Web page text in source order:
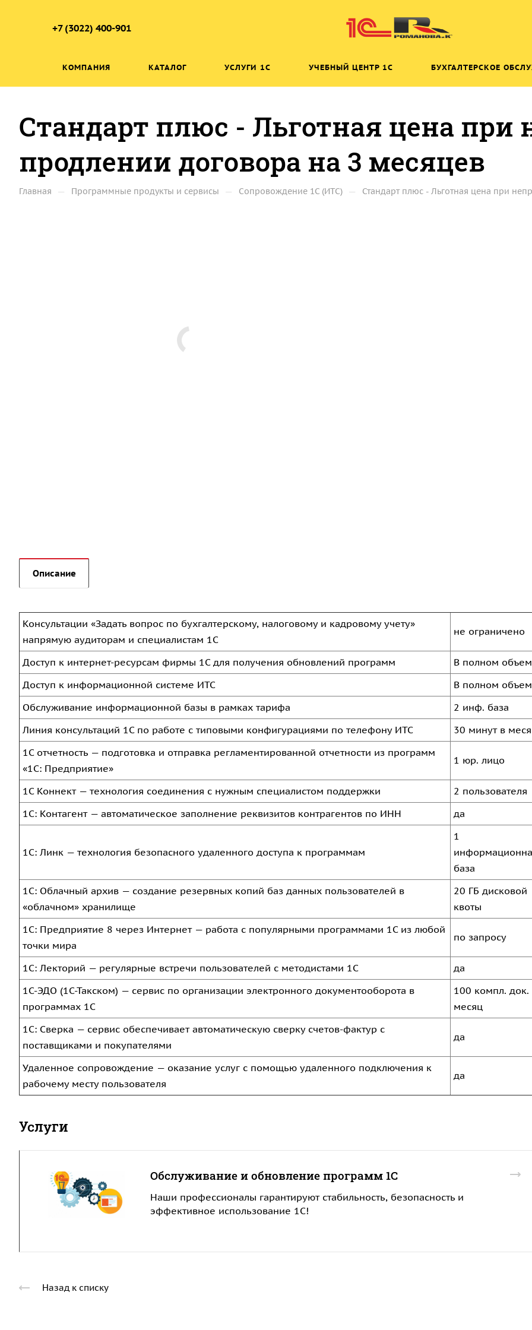
+7 (3022) 400-901
КОМПАНИЯ КАТАЛОГ УСЛУГИ 1C УЧЕБНЫЙ ЦЕНТР 1C БУХГАЛТЕРСКОЕ
Стандарт плюс - Льготная цена
продлении договора на 3 месяцев
Главная — Программные продукты и сервисы — Сопровождение 1С (ИТС) — Стандарт плюс - Льготная цена при
Описание
Консультации «Задать вопрос по бухгалтерскому, налоговому и кадровому учету»
напрямую аудиторам и специалистам 1С
не ограничено
Доступ к интернет-ресурсам фирмы 1С для получения обновлений программ
В полном
Доступ к информационной системе ИТС
В полном
Обслуживание информационной базы в рамках тарифа
2 инф. база
Линия консультаций 1С по работе с типовыми конфигурациями по телефону ИТС
30 минут в
1С отчетность — подготовка и отправка регламентированной отчетности из программ
«1С: Предприятие»
1 юр. лицо
1С Коннект — технология соединения с нужным специалистом поддержки
2 пользователя
1С: Контагент — автоматическое заполнение реквизитов контрагентов по ИНН
да
1С: Линк — технология безопасного удаленного доступа к программам
1
база
1С: Облачный архив — создание резервных копий баз данных пользователей в
«облачном» хранилище
20 ГБ дисковой
квоты
1С: Предприятие 8 через Интернет — работа с популярными программами 1С из любой
точки мира
по запросу
1С: Лекторий — регулярные встречи пользователей с методистами 1С
да
1С-ЭДО (1С-Такском) — сервис по организации электронного документооборота в
программах 1С
100 компл. док.
месяц
1С: Сверка — сервис обеспечивает автоматическую сверку счетов-фактур с
поставщиками и покупателями
да
Удаленное сопровождение — оказание услуг с помощью удаленного подключения к
рабочему месту пользователя
да
Услуги
Обслуживание и обновление программ 1С
Наши профессионалы гарантируют стабильность, безопасность и
эффективное использование 1С!
Назад к списку